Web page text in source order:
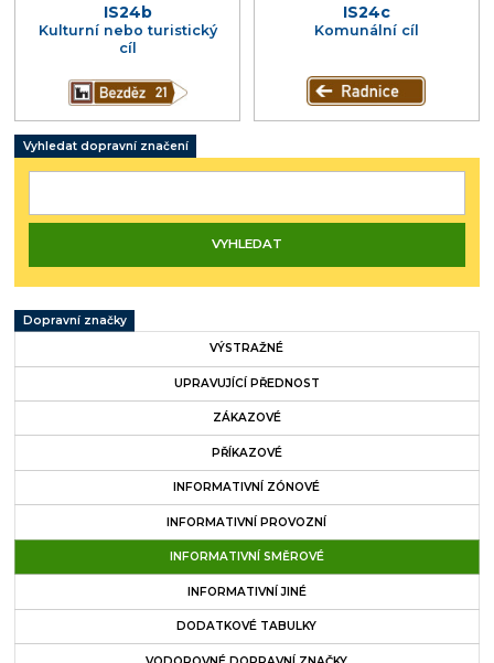
IS24b
Kulturní nebo turistický
cíl
IS24c
Komunální cíl
Vyhledat dopravní značení
Dopravní značky
VÝSTRAŽNÉ
UPRAVUJÍCÍ PŘEDNOST
ZÁKAZOVÉ
PŘÍKAZOVÉ
INFORMATIVNÍ ZÓNOVÉ
INFORMATIVNÍ PROVOZNÍ
INFORMATIVNÍ SMĚROVÉ
INFORMATIVNÍ JINÉ
DODATKOVÉ TABULKY